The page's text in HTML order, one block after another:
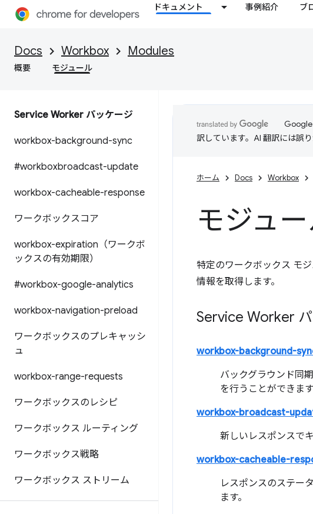
ドキュメント 事例紹介 ブ
Docs Workbox Modules
概要 モジュール
Service Worker パッケージ
workbox-background-sync
#workboxbroadcast-update
workbox-cacheable-response
ワークボックスコア
workbox-expiration（ワークボ
ックスの有効期限）
#workbox-google-analytics
workbox-navigation-preload
ワークボックスのプレキャッシ
ュ
workbox-range-requests
ワークボックスのレシピ
ワークボックス ルーティング
ワークボックス戦略
ワークボックス ストリーム
Google
訳しています。AI 翻訳には誤
ホーム Docs Workbox
モジュ
特定のワークボックス モ
情報を取得します。
Service Worker
workbox-background-
バックグラウンド同
を行うことができます
workbox-broadcast-
新しいレスポンスで
workbox-cacheable-
レスポンスのステー
ます。